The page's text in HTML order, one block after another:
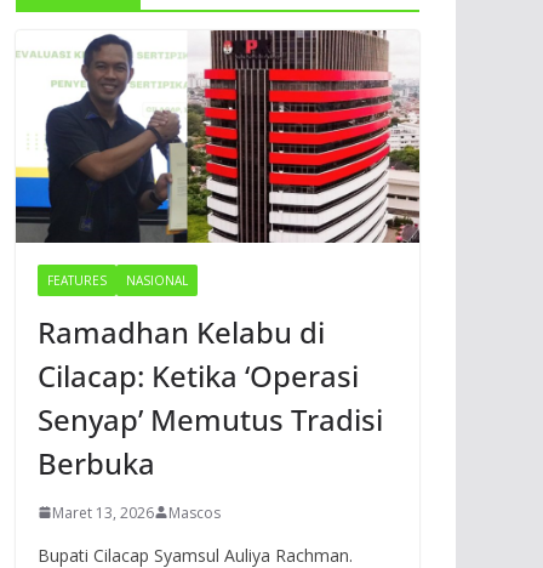
FEATURES NASIONAL
Ramadhan Kelabu di
Cilacap: Ketika ‘Operasi
Senyap’ Memutus Tradisi
Berbuka
Maret 13, 2026 Mascos
Bupati Cilacap Syamsul Auliya Rachman.